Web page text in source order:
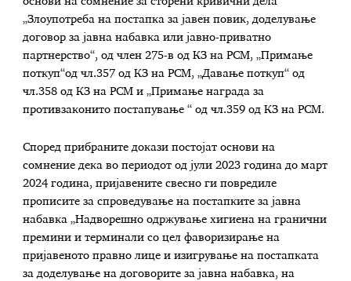
„Злоупотреба на постапка за јавен повик, доделување
договор за јавна набавка или јавно-приватно
партнерство“, од член 275-в од КЗ на РСМ, „Примање
поткуп“од чл.357 од КЗ на РСМ, „Давање поткуп“ од
чл.358 од КЗ на РСМ и „Примање награда за
противзаконито постапување “ од чл.359 од КЗ на РСМ.
Според прибраните докази постојат основи на
сомнение дека во периодот од јули 2023 година до март
2024 година, пријавените свесно ги повредиле
прописите за спроведување на постапките за јавна
набавка „Надворешно одржување хигиена на гранични
премини и терминали со цел фаворизирање на
пријавеното правно лице и изигрување на постапката
за доделување на договорите за јавна набавка, на